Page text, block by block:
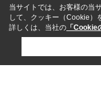
当サイトでは、お客様の当
して、クッキー（Cookie）
詳しくは、当社の 「Cookie